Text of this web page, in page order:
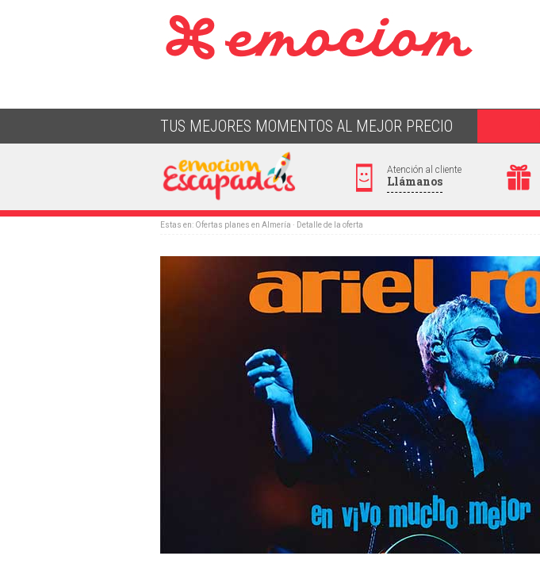
TUS MEJORES MOMENTOS AL MEJOR PRECIO
Atención al cliente
Llámanos
Estas en: Ofertas planes en Almería · Detalle de la oferta